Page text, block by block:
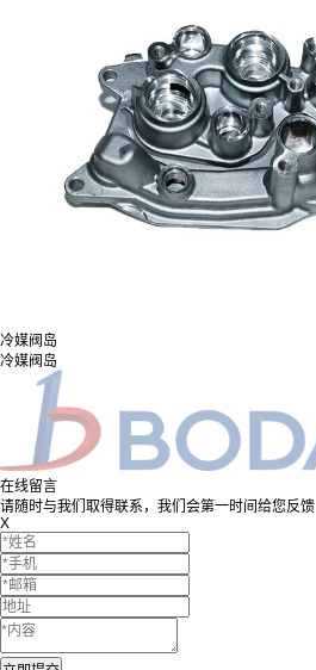
冷媒阀岛
冷媒阀岛
在线留言
请随时与我们取得联系，我们会第一时间给您反馈
X